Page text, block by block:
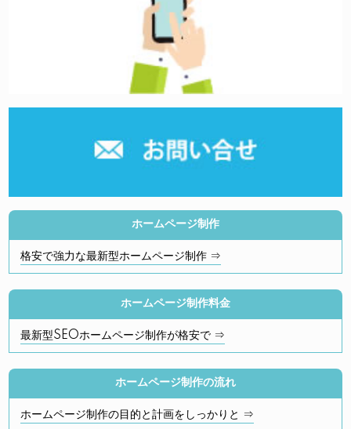
ホームページ制作
格安で強力な最新型ホームページ制作 ⇒
ホームページ制作料金
最新型SEOホームページ制作が格安で ⇒
ホームページ制作の流れ
ホームページ制作の目的と計画をしっかりと ⇒